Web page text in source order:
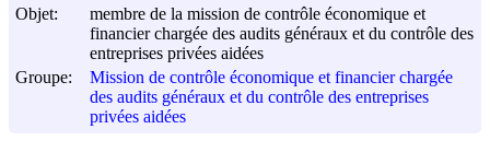
Objet:
membre de la mission de contrôle économique et
financier chargée des audits généraux et du contrôle des
entreprises privées aidées
Groupe:
Mission de contrôle économique et financier chargée
des audits généraux et du contrôle des entreprises
privées aidées